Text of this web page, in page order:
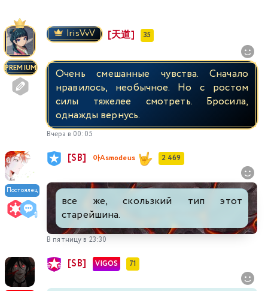
PREMIUM
IrisVvV [天道] 35
Очень смешанные чувства. Сначало
нравилось, необычное. Но с ростом
силы тяжелее смотреть. Бросила,
однажды вернусь.
Вчера в 00:05
Постоялец
[SB] 아Asmodeus 2 469
все же, скользкий тип этот
старейшина.
В пятницу в 23:30
[SB] VIGOS 71